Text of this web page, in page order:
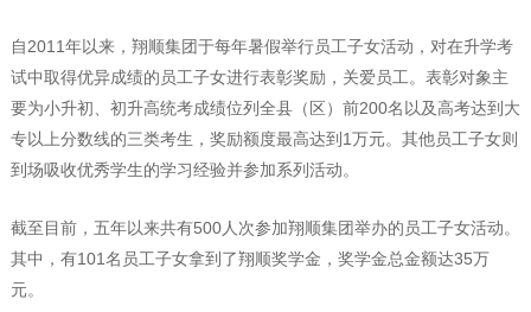
自2011年以来，翔顺集团于每年暑假举行员工子女活动，对在升学考
试中取得优异成绩的员工子女进行表彰奖励，关爱员工。表彰对象主
要为小升初、初升高统考成绩位列全县（区）前200名以及高考达到大
专以上分数线的三类考生，奖励额度最高达到1万元。其他员工子女则
到场吸收优秀学生的学习经验并参加系列活动。
截至目前，五年以来共有500人次参加翔顺集团举办的员工子女活动。
其中，有101名员工子女拿到了翔顺奖学金，奖学金总金额达35万
元。